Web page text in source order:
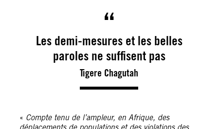
Les demi-mesures et les belles
paroles ne suffisent pas
Tigere Chagutah
« Compte tenu de l’ampleur, en Afrique, des